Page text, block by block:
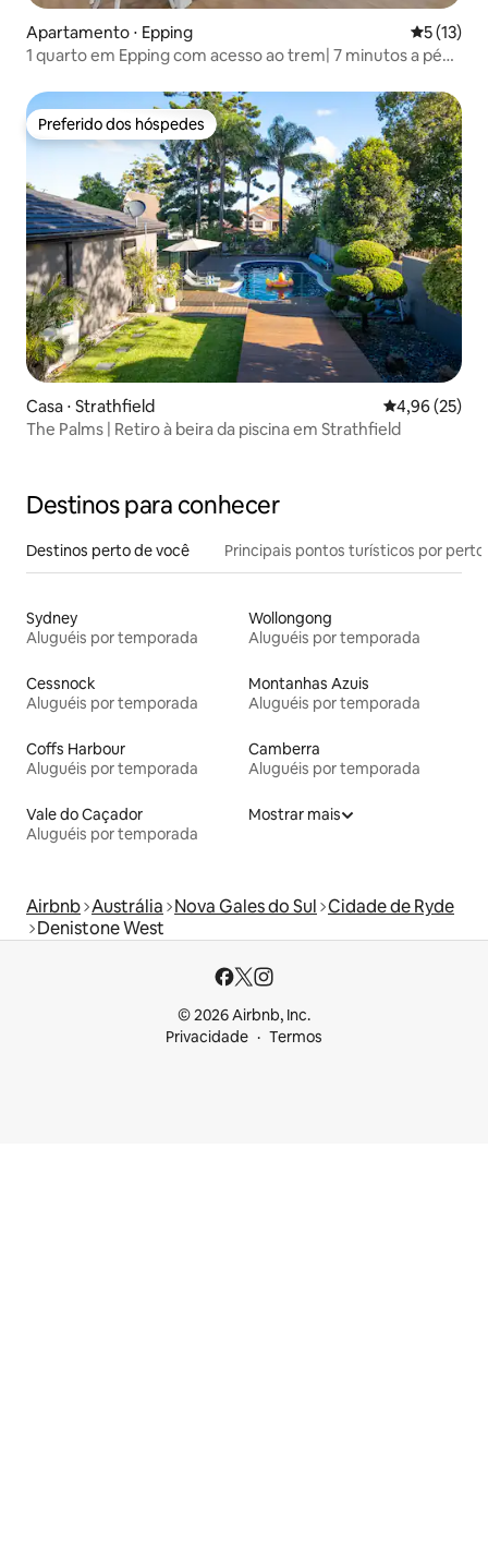
Apartamento ⋅ Epping 5 de uma
5 (13)
1 quarto em Epping com acesso ao trem| 7 minutos a pé
Preferido dos hóspedes
Preferido dos hóspedes
Casa ⋅ Strathfield 4,96 de uma
4,96 (25)
The Palms | Retiro à beira da piscina em Strathfield
Destinos para conhecer
Destinos perto de você Principais pontos turísticos por perto
Sydney
Aluguéis por temporada
Wollongong
Aluguéis por temporada
Cessnock
Aluguéis por temporada
Montanhas Azuis
Aluguéis por temporada
Coffs Harbour
Aluguéis por temporada
Camberra
Aluguéis por temporada
Vale do Caçador
Aluguéis por temporada
Mostrar mais
Airbnb Austrália Nova Gales do Sul Cidade de Ryde
Denistone West
© 2026 Airbnb, Inc.
Privacidade
Termos